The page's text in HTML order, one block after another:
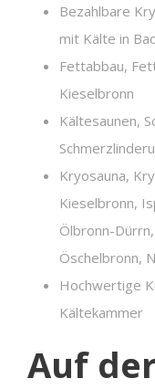
Bezahlbare
mit Kälte in
Fettabbau,
Kieselbronn
Kältesaunen,
Kryosauna,
Kieselbronn,
Ölbronn-
Öschelbronn,
Hochwertige
Kältekammer
Auf